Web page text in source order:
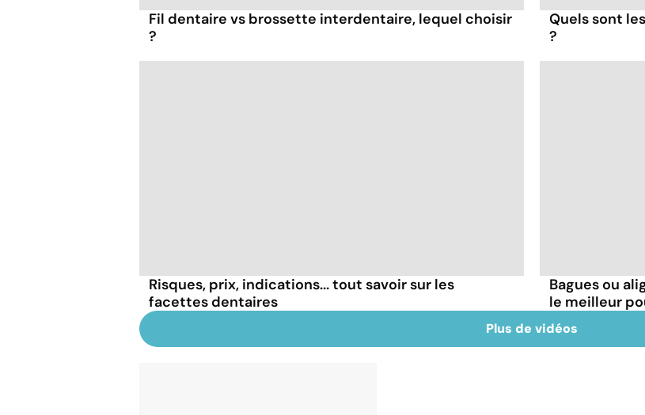
Fil dentaire vs brossette interdentaire, lequel choisir
?
Quels sont
?
Risques, prix, indications... tout savoir sur les
facettes dentaires
Bagues ou
le meilleur
Plus de vidéos